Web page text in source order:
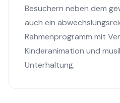
Besuchern neben dem
auch ein
Rahmenprogramm mit
Kinderanimation und
Unterhaltung.